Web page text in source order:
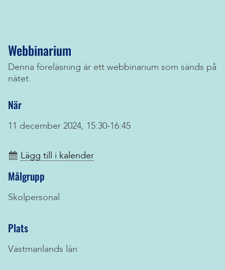
Webbinarium
Denna föreläsning är ett webbinarium som sänds på
nätet.
När
11 december 2024, 15:30-16:45
Lägg till i kalender
Målgrupp
Skolpersonal
Plats
Västmanlands län